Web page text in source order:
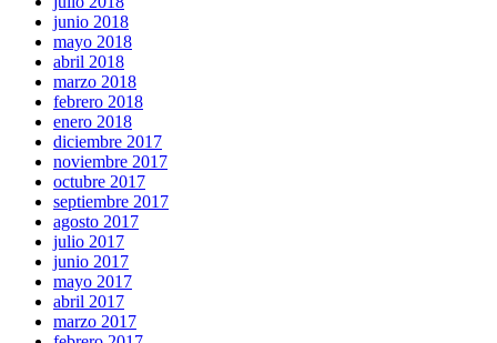
junio 2018
mayo 2018
abril 2018
marzo 2018
febrero 2018
enero 2018
diciembre 2017
noviembre 2017
octubre 2017
septiembre 2017
agosto 2017
julio 2017
junio 2017
mayo 2017
abril 2017
marzo 2017